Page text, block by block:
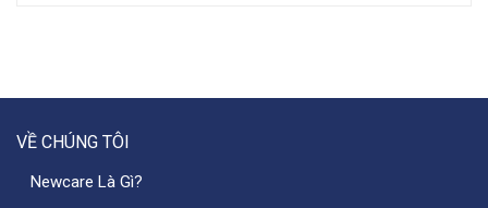
VỀ CHÚNG TÔI
Newcare Là Gì?